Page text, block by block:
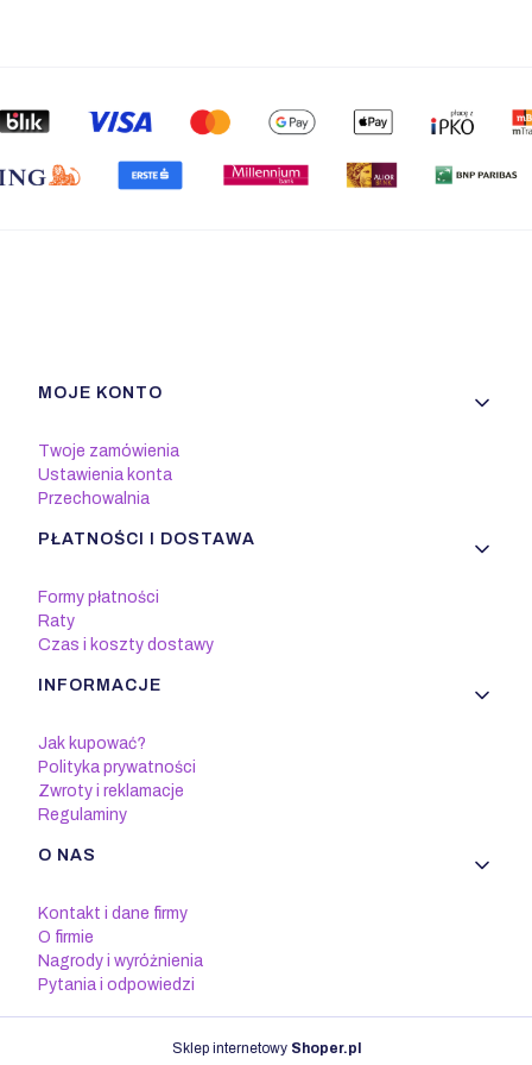
Linki w stopce
MOJE KONTO
Twoje zamówienia
Ustawienia konta
Przechowalnia
PŁATNOŚCI I DOSTAWA
Formy płatności
Raty
Czas i koszty dostawy
INFORMACJE
Jak kupować?
Polityka prywatności
Zwroty i reklamacje
Regulaminy
O NAS
Kontakt i dane firmy
O firmie
Nagrody i wyróżnienia
Pytania i odpowiedzi
Sklep internetowy Shoper.pl